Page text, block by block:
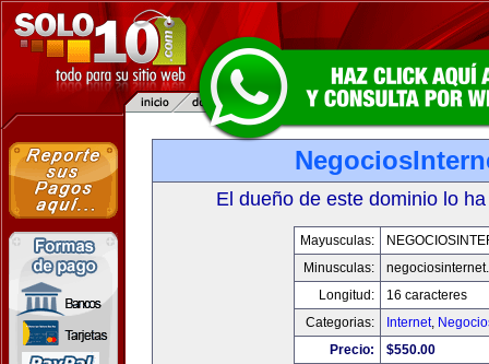
El dueño de este dominio lo
Mayusculas:
Minusculas:
Longitud:
16 caracteres
Categorias:
Internet,
Precio:
$550.00